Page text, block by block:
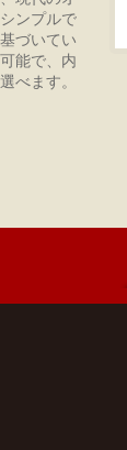
ンプルで
づいてい
能で、内
べます。